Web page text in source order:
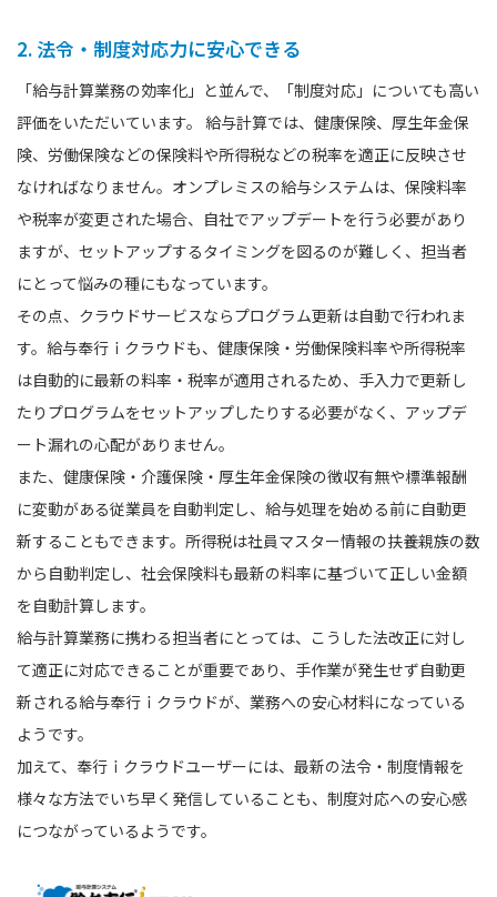
2. 法令・制度対応力に安心できる
「給与計算業務の効率化」と並んで、「制度対応」についても高い
評価をいただいています。 給与計算では、健康保険、厚生年金保
険、労働保険などの保険料や所得税などの税率を適正に反映させ
なければなりません。オンプレミスの給与システムは、保険料率
や税率が変更された場合、自社でアップデートを行う必要があり
ますが、セットアップするタイミングを図るのが難しく、担当者
にとって悩みの種にもなっています。
その点、クラウドサービスならプログラム更新は自動で行われま
す。給与奉行ｉクラウドも、健康保険・労働保険料率や所得税率
は自動的に最新の料率・税率が適用されるため、手入力で更新し
たりプログラムをセットアップしたりする必要がなく、アップデ
ート漏れの心配がありません。
また、健康保険・介護保険・厚生年金保険の徴収有無や標準報酬
に変動がある従業員を自動判定し、給与処理を始める前に自動更
新することもできます。所得税は社員マスター情報の扶養親族の数
から自動判定し、社会保険料も最新の料率に基づいて正しい金額
を自動計算します。
給与計算業務に携わる担当者にとっては、こうした法改正に対し
て適正に対応できることが重要であり、手作業が発生せず自動更
新される給与奉行ｉクラウドが、業務への安心材料になっている
ようです。
加えて、奉行ｉクラウドユーザーには、最新の法令・制度情報を
様々な方法でいち早く発信していることも、制度対応への安心感
につながっているようです。